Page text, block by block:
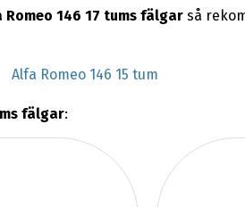
Romeo 146 17 tums fälgarså
Alfa Romeo 146 15 tum
fälgar: